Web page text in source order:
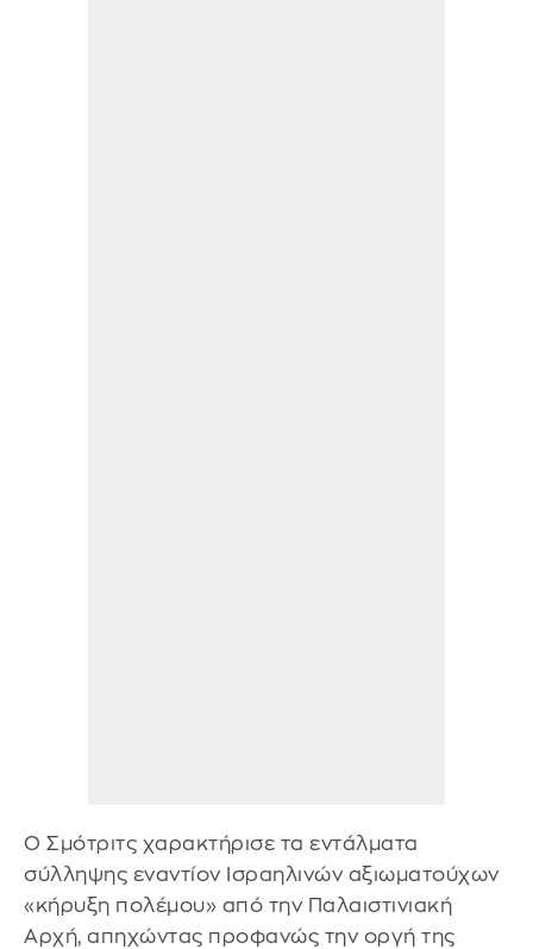
Ο Σμότριτς χαρακτήρισε τα εντάλματα
σύλληψης εναντίον Ισραηλινών αξιωματούχων
«κήρυξη πολέμου» από την Παλαιστινιακή
Αρχή, απηχώντας προφανώς την οργή της